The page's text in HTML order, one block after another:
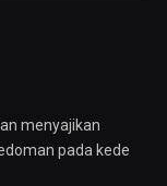
menyajikan
pada kede